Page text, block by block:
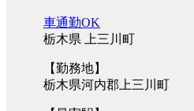
車通勤OK
栃木県 上三川町
【勤務地】
栃木県河内郡上三川町